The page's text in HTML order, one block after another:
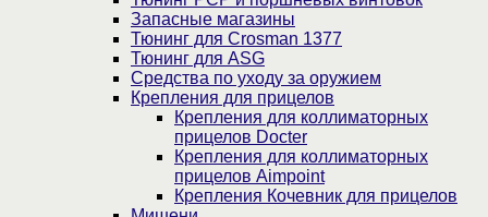
Запасные магазины
Тюнинг для Crosman 1377
Тюнинг для ASG
Средства по уходу за оружием
Крепления для прицелов
Крепления для коллиматорных
прицелов Docter
Крепления для коллиматорных
прицелов Aimpoint
Крепления Кочевник для прицелов